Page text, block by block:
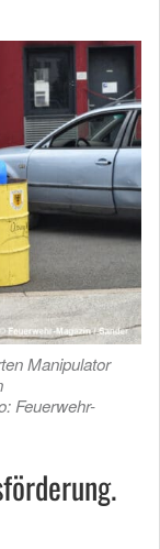
Manipulator
Feuerwehr-